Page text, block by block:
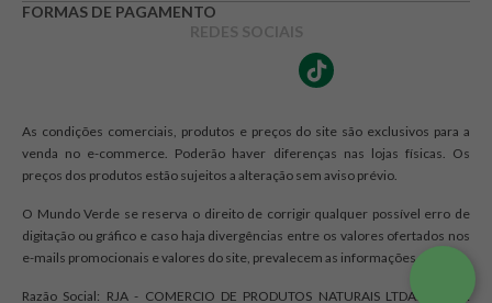
FORMAS DE PAGAMENTO
REDES SOCIAIS
As condições comerciais, produtos e preços do site são exclusivos para a
venda no e-commerce. Poderão haver diferenças nas lojas físicas. Os
preços dos produtos estão sujeitos a alteração sem aviso prévio.
O Mundo Verde se reserva o direito de corrigir qualquer possível erro de
digitação ou gráfico e caso haja divergências entre os valores ofertados nos
e-mails promocionais e valores do site, prevalecem as informações do site.
Razão Social: RJA - COMERCIO DE PRODUTOS NATURAIS LTDA. | CNPJ: